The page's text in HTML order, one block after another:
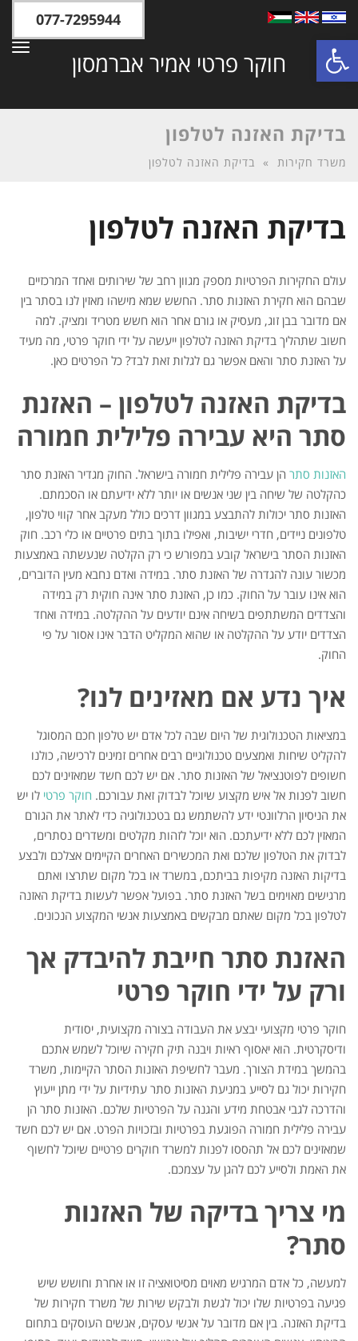
פתח סרגל נגישות
077-7295944
חוקר פרטי אמיר אברמסון
בדיקת האזנה לטלפון
משרד חקירות » בדיקת האזנה לטלפון
בדיקת האזנה לטלפון
עולם החקירות הפרטיות מספק מגוון רחב של שירותים ואחד המרכזיים
שבהם הוא חקירת האזנות סתר. החשש שמא מישהו מאזין לנו בסתר בין
אם מדובר בבן זוג, מעסיק או גורם אחר הוא חשש מטריד ומציק. למה
חשוב שתהליך בדיקת האזנה לטלפון ייעשה על ידי חוקר פרטי, מה מעיד
על האזנת סתר והאם אפשר גם לגלות זאת לבד? כל הפרטים כאן.
בדיקת האזנה לטלפון – האזנת
סתר היא עבירה פלילית חמורה
האזנות סתר הן עבירה פלילית חמורה בישראל. החוק מגדיר האזנת סתר
כהקלטה של שיחה בין שני אנשים או יותר ללא ידיעתם או הסכמתם.
האזנות סתר יכולות להתבצע במגוון דרכים כולל מעקב אחר קווי טלפון,
טלפונים ניידים, חדרי ישיבות, ואפילו בתוך בתים פרטיים או כלי רכב. חוק
האזנות הסתר בישראל קובע במפורש כי רק הקלטה שנעשתה באמצעות
מכשור עונה להגדרה של האזנת סתר. במידה ואדם נחבא מעין הדוברים,
הוא אינו עובר על החוק. כמו כן, האזנת סתר אינה חוקית רק במידה
והצדדים המשתתפים בשיחה אינם יודעים על ההקלטה. במידה ואחד
הצדדים יודע על ההקלטה או שהוא המקליט הדבר אינו אסור על פי
החוק.
איך נדע אם מאזינים לנו?
במציאות הטכנולוגית של היום שבה לכל אדם יש טלפון חכם המסוגל
להקליט שיחות ואמצעים טכנולוגיים רבים אחרים זמינים לרכישה, כולנו
חשופים לפוטנציאל של האזנות סתר. אם יש לכם חשד שמאזינים לכם
חשוב לפנות אל איש מקצוע שיוכל לבדוק זאת עבורכם. חוקר פרטי לו יש
את הניסיון הרלוונטי ידע להשתמש גם בטכנולוגיה כדי לאתר את הגורם
המאזין לכם ללא ידיעתכם. הוא יוכל לזהות מקלטים ומשדרים נסתרים,
לבדוק את הטלפון שלכם ואת המכשירים האחרים הקיימים אצלכם ולבצע
בדיקות האזנה מקיפות בביתכם, במשרד או בכל מקום שתרצו ואתם
מרגישים מאוימים בשל האזנת סתר. בפועל אפשר לעשות בדיקת האזנה
לטלפון בכל מקום שאתם מבקשים באמצעות אנשי המקצוע הנכונים.
האזנת סתר חייבת להיבדק אך
ורק על ידי חוקר פרטי
חוקר פרטי מקצועי יבצע את העבודה בצורה מקצועית, יסודית
ודיסקרטית. הוא יאסוף ראיות ויבנה תיק חקירה שיוכל לשמש אתכם
בהמשך במידת הצורך. מעבר לחשיפת האזנות הסתר הקיימות, משרד
חקירות יכול גם לסייע במניעת האזנות סתר עתידיות על ידי מתן ייעוץ
והדרכה לגבי אבטחת מידע והגנה על הפרטיות שלכם. האזנות סתר הן
עבירה פלילית חמורה הפוגעת בפרטיות ובזכויות הפרט. אם יש לכם חשד
שמאזינים לכם אל תהססו לפנות למשרד חוקרים פרטיים שיוכל לחשוף
את האמת ולסייע לכם להגן על עצמכם.
מי צריך בדיקה של האזנות
סתר?
למעשה, כל אדם המרגיש מאוים מסיטואציה זו או אחרת וחושש שיש
פגיעה בפרטיות שלו יכול לגשת ולבקש שירות של משרד חקירות של
בדיקת האזנה. בין אם מדובר על אנשי עסקים, אנשים העוסקים בתחום